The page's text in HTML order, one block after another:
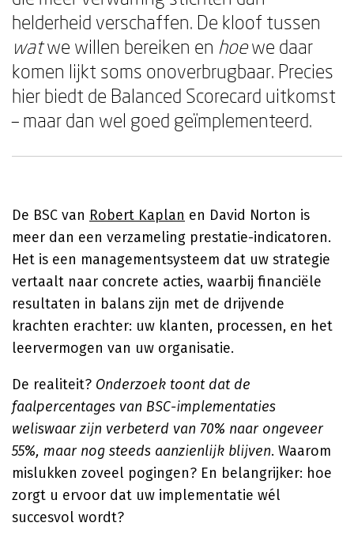
helderheid verschaffen. De kloof tussen
watwe willen bereiken en hoewe daar
komen lijkt soms onoverbrugbaar. Precies
hier biedt de Balanced Scorecard uitkomst
– maar dan wel goed geïmplementeerd.
De BSC van Robert Kaplan en David Norton is
meer dan een verzameling prestatie-indicatoren.
Het is een managementsysteem dat uw strategie
vertaalt naar concrete acties, waarbij financiële
resultaten in balans zijn met de drijvende
krachten erachter: uw klanten, processen, en het
leervermogen van uw organisatie.
De realiteit? Onderzoek toont dat de
faalpercentages van BSC-implementaties
weliswaar zijn verbeterd van 70% naar ongeveer
55%, maar nog steeds aanzienlijk blijven. Waarom
mislukken zoveel pogingen? En belangrijker: hoe
zorgt u ervoor dat uw implementatie wél
succesvol wordt?